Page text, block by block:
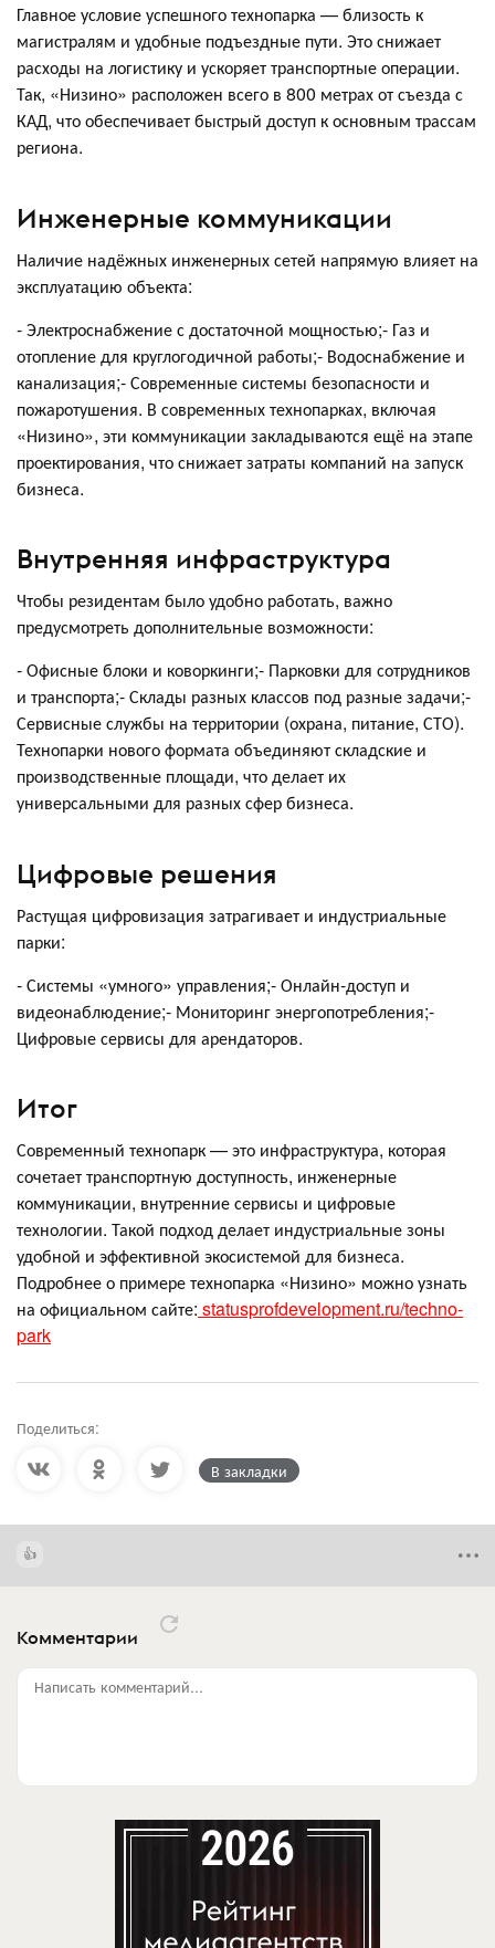
Главное условие успешного технопарка — близость к
магистралям и удобные подъездные пути. Это снижает
расходы на логистику и ускоряет транспортные операции.
Так, «Низино» расположен всего в 800 метрах от съезда с
КАД, что обеспечивает быстрый доступ к основным трассам
региона.
Инженерные коммуникации
Наличие надёжных инженерных сетей напрямую влияет на
эксплуатацию объекта:
- Электроснабжение с достаточной мощностью;- Газ и
отопление для круглогодичной работы;- Водоснабжение и
канализация;- Современные системы безопасности и
пожаротушения. В современных технопарках, включая
«Низино», эти коммуникации закладываются ещё на этапе
проектирования, что снижает затраты компаний на запуск
бизнеса.
Внутренняя инфраструктура
Чтобы резидентам было удобно работать, важно
предусмотреть дополнительные возможности:
- Офисные блоки и коворкинги;- Парковки для сотрудников
и транспорта;- Склады разных классов под разные задачи;-
Сервисные службы на территории (охрана, питание, СТО).
Технопарки нового формата объединяют складские и
производственные площади, что делает их
универсальными для разных сфер бизнеса.
Цифровые решения
Растущая цифровизация затрагивает и индустриальные
парки:
- Системы «умного» управления;- Онлайн-доступ и
видеонаблюдение;- Мониторинг энергопотребления;-
Цифровые сервисы для арендаторов.
Итог
Современный технопарк — это инфраструктура, которая
сочетает транспортную доступность, инженерные
коммуникации, внутренние сервисы и цифровые
технологии. Такой подход делает индустриальные зоны
удобной и эффективной экосистемой для бизнеса.
Подробнее о примере технопарка «Низино» можно узнать
на официальном сайте: statusprofdevelopment.ru/techno-
park
Поделиться:
В закладки
Комментарии
Написать комментарий...